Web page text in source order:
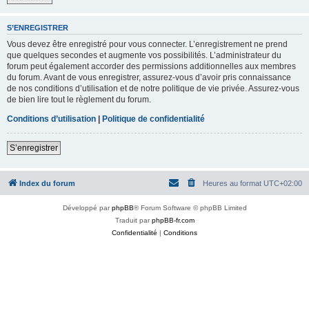
S’ENREGISTRER
Vous devez être enregistré pour vous connecter. L’enregistrement ne prend
que quelques secondes et augmente vos possibilités. L’administrateur du
forum peut également accorder des permissions additionnelles aux membres
du forum. Avant de vous enregistrer, assurez-vous d’avoir pris connaissance
de nos conditions d’utilisation et de notre politique de vie privée. Assurez-vous
de bien lire tout le règlement du forum.
Conditions d’utilisation | Politique de confidentialité
S’enregistrer
Index du forum Heures au format UTC+02:00
Développé parphpBB® Forum Software © phpBB Limited
Traduit parphpBB-fr.com
Confidentialité | Conditions